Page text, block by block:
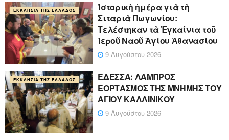
ΕΚΚΛΗΣΊΑ ΤΗΣ ΕΛΛΆΔΟΣ
Ἱστορικὴ ἡμέρα γιὰ τὴ
Σιταριὰ Πωγωνίου:
Τελέστηκαν τὰ Ἐγκαίνια τοῦ
Ἱεροῦ Ναοῦ Ἁγίου Ἀθανασίου
9 Αυγούστου 2026
ΕΚΚΛΗΣΊΑ ΤΗΣ ΕΛΛΆΔΟΣ
ΕΔΕΣΣΑ: ΛΑΜΠΡΟΣ
ΕΟΡΤΑΣΜΟΣ ΤΗΣ ΜΝΗΜΗΣ ΤΟΥ
ΑΓΙΟΥ ΚΑΛΛΙΝΙΚΟΥ
9 Αυγούστου 2026